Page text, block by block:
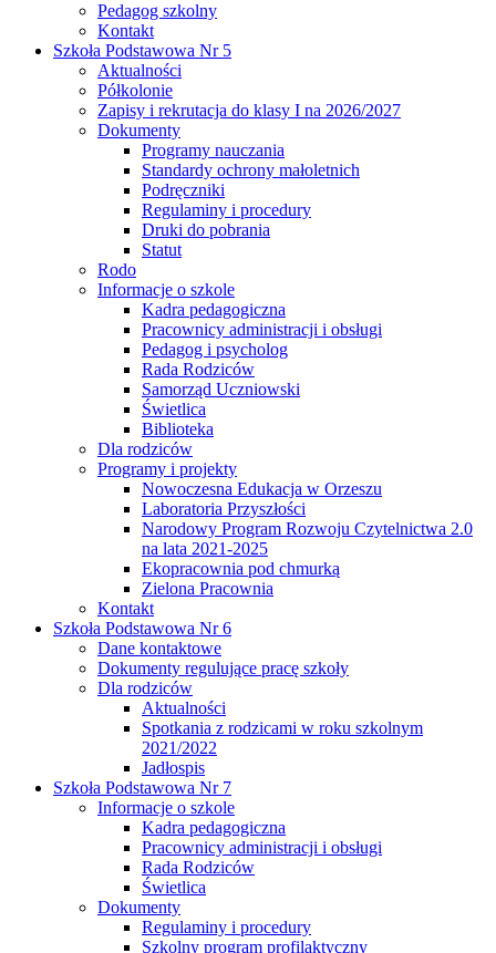
Pedagog szkolny
Kontakt
Szkoła Podstawowa Nr 5
Aktualności
Półkolonie
Zapisy i rekrutacja do klasy I na 2026/2027
Dokumenty
Programy nauczania
Standardy ochrony małoletnich
Podręczniki
Regulaminy i procedury
Druki do pobrania
Statut
Rodo
Informacje o szkole
Kadra pedagogiczna
Pracownicy administracji i obsługi
Pedagog i psycholog
Rada Rodziców
Samorząd Uczniowski
Świetlica
Biblioteka
Dla rodziców
Programy i projekty
Nowoczesna Edukacja w Orzeszu
Laboratoria Przyszłości
Narodowy Program Rozwoju Czytelnictwa 2.0
na lata 2021-2025
Ekopracownia pod chmurką
Zielona Pracownia
Kontakt
Szkoła Podstawowa Nr 6
Dane kontaktowe
Dokumenty regulujące pracę szkoły
Dla rodziców
Aktualności
Spotkania z rodzicami w roku szkolnym
2021/2022
Jadłospis
Szkoła Podstawowa Nr 7
Informacje o szkole
Kadra pedagogiczna
Pracownicy administracji i obsługi
Rada Rodziców
Świetlica
Dokumenty
Regulaminy i procedury
Szkolny program profilaktyczny